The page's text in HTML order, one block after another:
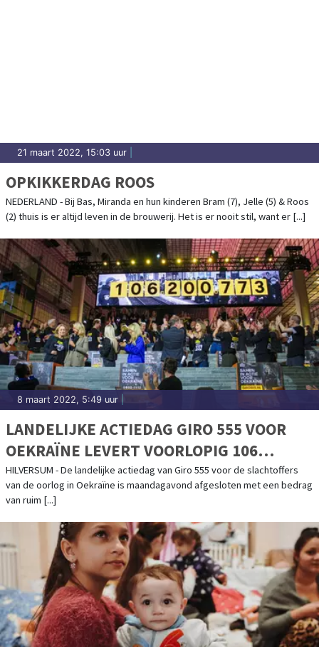
21 maart 2022, 15:03 uur
OPKIKKERDAG ROOS
NEDERLAND - Bij Bas, Miranda en hun kinderen Bram (7), Jelle (5) & Roos
(2) thuis is er altijd leven in de brouwerij. Het is er nooit stil, want er [...]
8 maart 2022, 5:49 uur
LANDELIJKE ACTIEDAG GIRO 555 VOOR
OEKRAÏNE LEVERT VOORLOPIG 106
MILJOEN EURO OP
HILVERSUM - De landelijke actiedag van Giro 555 voor de slachtoffers
van de oorlog in Oekraïne is maandagavond afgesloten met een bedrag
van ruim [...]